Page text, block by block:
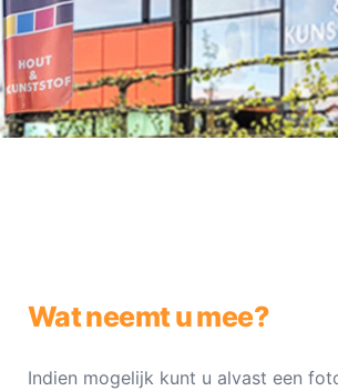
Wat neemt u mee?
Indien mogelijk kunt u alvast een